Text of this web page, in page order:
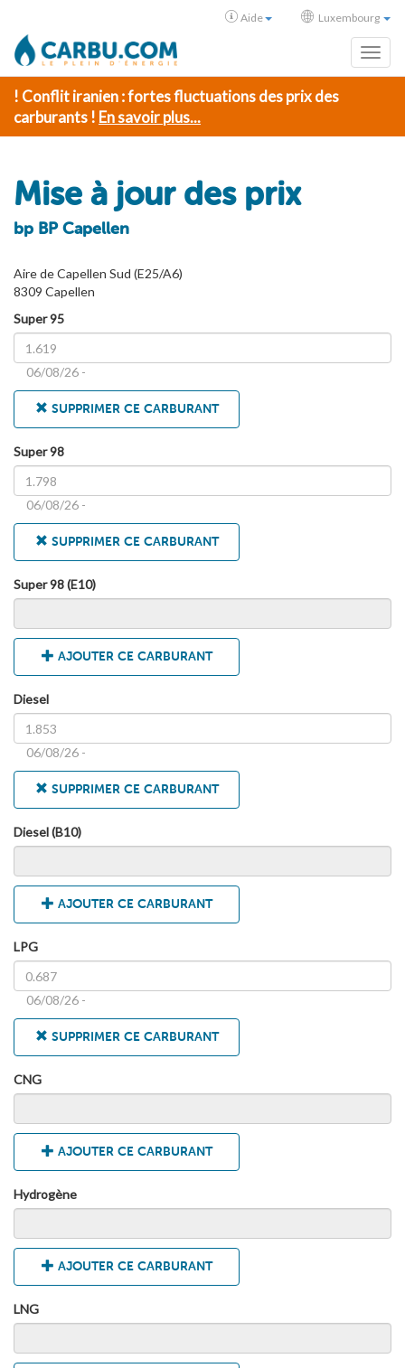
Aide Luxembourg
! Conflit iranien : fortes fluctuations des prix des
carburants ! En savoir plus...
Mise à jour des prix
bp BP Capellen
Aire de Capellen Sud (E25/A6)
8309 Capellen
Super 95
06/08/26 -
SUPPRIMER CE CARBURANT
Super 98
06/08/26 -
SUPPRIMER CE CARBURANT
Super 98 (E10)
AJOUTER CE CARBURANT
Diesel
06/08/26 -
SUPPRIMER CE CARBURANT
Diesel (B10)
AJOUTER CE CARBURANT
LPG
06/08/26 -
SUPPRIMER CE CARBURANT
CNG
AJOUTER CE CARBURANT
Hydrogène
AJOUTER CE CARBURANT
LNG